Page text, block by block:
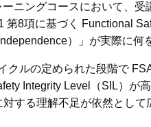
ニングコースにおいて、
第8項に基づく Functional
）」が実際に
クルの定められた段階で
Integrity Level（SIL）が
する理解不足が依然とし